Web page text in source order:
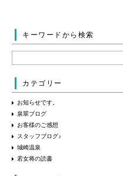
キーワードから検索
カテゴリー
お知らせです。
泉翠ブログ
お客様のご感想
スタッフブログ♪
城崎温泉
若女将の読書